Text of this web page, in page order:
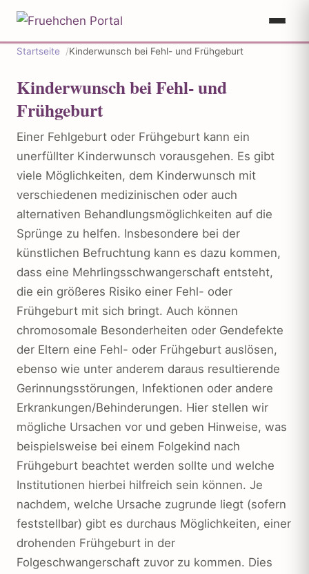
Startseite Kinderwunsch bei Fehl- und Frühgeburt
Kinderwunsch bei Fehl- und
Frühgeburt
Einer Fehlgeburt oder Frühgeburt kann ein
unerfüllter Kinderwunsch vorausgehen. Es gibt
viele Möglichkeiten, dem Kinderwunsch mit
verschiedenen medizinischen oder auch
alternativen Behandlungsmöglichkeiten auf die
Sprünge zu helfen. Insbesondere bei der
künstlichen Befruchtung kann es dazu kommen,
dass eine Mehrlingsschwangerschaft entsteht,
die ein größeres Risiko einer Fehl- oder
Frühgeburt mit sich bringt. Auch können
chromosomale Besonderheiten oder Gendefekte
der Eltern eine Fehl- oder Frühgeburt auslösen,
ebenso wie unter anderem daraus resultierende
Gerinnungsstörungen, Infektionen oder andere
Erkrankungen/Behinderungen. Hier stellen wir
mögliche Ursachen vor und geben Hinweise, was
beispielsweise bei einem Folgekind nach
Frühgeburt beachtet werden sollte und welche
Institutionen hierbei hilfreich sein können. Je
nachdem, welche Ursache zugrunde liegt (sofern
feststellbar) gibt es durchaus Möglichkeiten, einer
drohenden Frühgeburt in der
Folgeschwangerschaft zuvor zu kommen. Dies